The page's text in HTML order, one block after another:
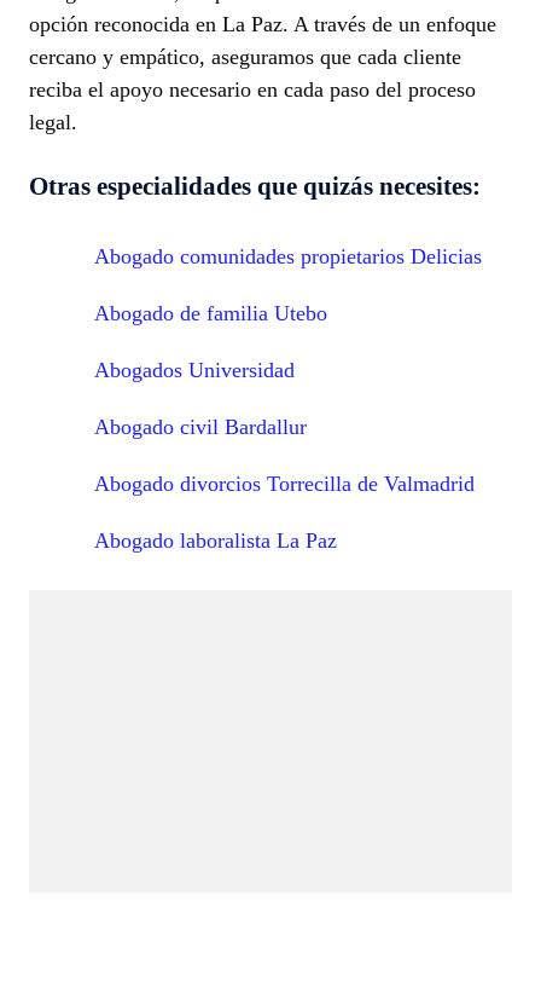
opción reconocida en La Paz. A través de un enfoque
cercano y empático, aseguramos que cada cliente
reciba el apoyo necesario en cada paso del proceso
legal.
Otras especialidades que quizás necesites:
Abogado comunidades propietarios Delicias
Abogado de familia Utebo
Abogados Universidad
Abogado civil Bardallur
Abogado divorcios Torrecilla de Valmadrid
Abogado laboralista La Paz